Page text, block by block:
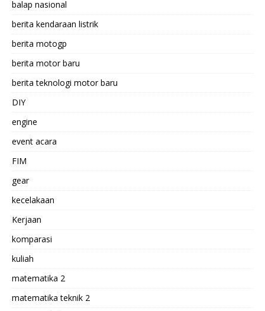
balap nasional
berita kendaraan listrik
berita motogp
berita motor baru
berita teknologi motor baru
DIY
engine
event acara
FIM
gear
kecelakaan
Kerjaan
komparasi
kuliah
matematika 2
matematika teknik 2